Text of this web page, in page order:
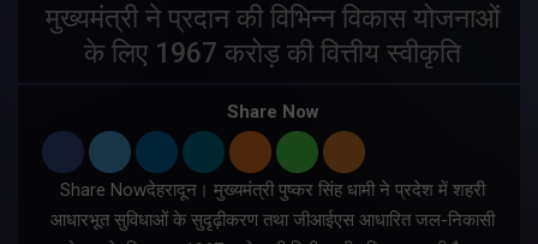
मुख्यमंत्री ने प्रदान की विभिन्न विकास योजनाओं
के लिए 1967 करोड़ की वित्तीय स्वीकृति
Share Now
Share Nowदेहरादून। मुख्यमंत्री पुष्कर सिंह धामी ने प्रदेश में शहरी
आधारभूत सुविधाओं के सुदृढ़ीकरण तथा जीआईएस आधारित जल-निकासी